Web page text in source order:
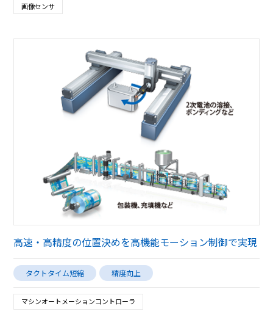
画像センサ
高速・高精度の位置決めを高機能モーション制御で実現
タクトタイム短縮 精度向上
マシンオートメーションコントローラ